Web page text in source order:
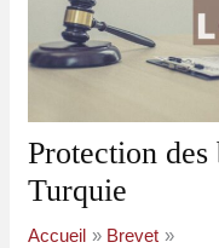
Protection des
Turquie
Accueil
Brevet